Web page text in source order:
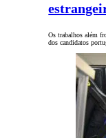
Os trabalhos além
dos candidatos